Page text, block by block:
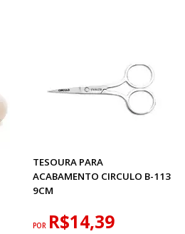
TESOURA PARA
ACABAMENTO CIRCULO B-113
9CM
POR R$14,39